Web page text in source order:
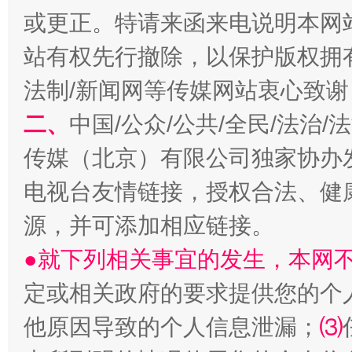
“刷贴”乱象丛生
生
或更正。特请来函来电说明本
站有权先行撤除，以保护版权
法制/新闻网等传媒网站衷心致
二、 中国/公众/公共/全民/法治/
传媒（北京）有限公司独家协
电视台友情链接，授权合法、
源，并可添加相应链接。
●就下列相关事宜的发生，本网
定或相关政府的要求提供您的个
他原因导致的个人信息泄漏； ⑶